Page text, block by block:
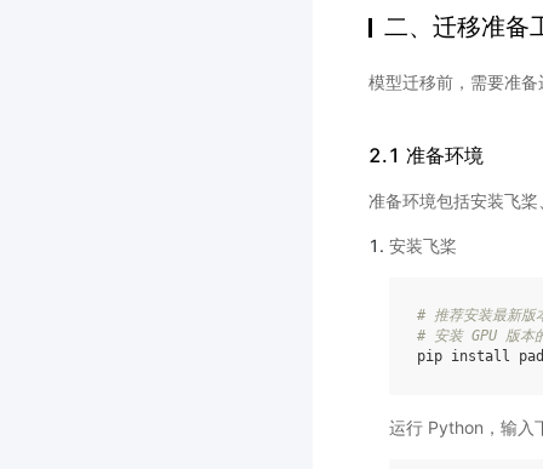
二、迁移准备
模型迁移前，需要准
2.1 准备环境
准备环境包括安装飞
安装飞桨
# 推荐安装最新版
# 安装 GPU 版本
运行 Python，输入